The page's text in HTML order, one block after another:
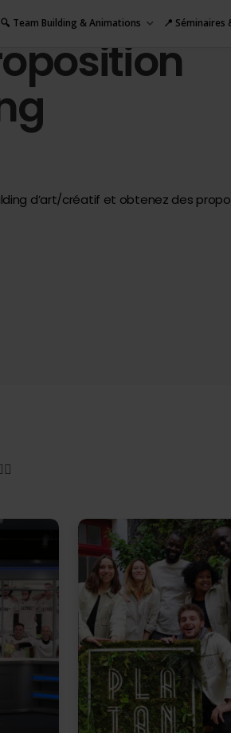
🔍 Team Building & Animations 📍 Séminaires
d’art/créatif et obtenez des